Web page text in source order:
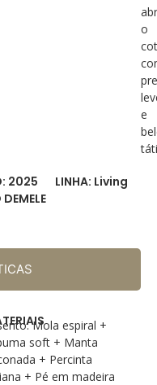
o
e
2025
LINHA: Living
Mola espiral +
soft + Manta
+ Percinta
+ Pé em madeira